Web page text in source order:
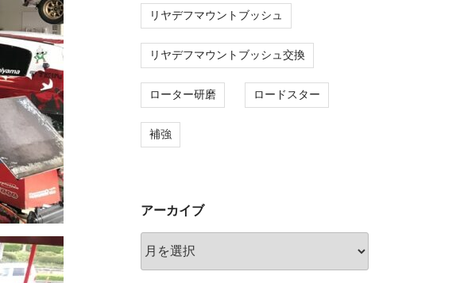
リヤデフマウントブッシュ
リヤデフマウントブッシュ交換
ローター研磨 ロードスター
補強
アーカイブ
ー